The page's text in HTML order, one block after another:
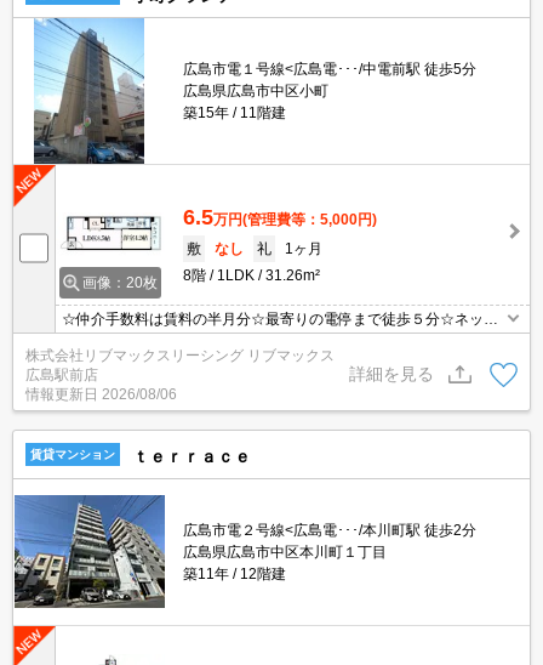
広島市電１号線<広島電･･･/中電前駅 徒歩5分
広島県広島市中区小町
築15年
11階建
画像：20枚
6.5万円(管理費等：5,000円)
敷
なし 礼
1ヶ月
8階
1LDK 31.26m²
☆仲介手数料は賃料の半月分☆最寄りの電停まで徒歩５分☆ネット
無料☆２口コンロのシステムキッチン☆モニタ付オートロック完備
でセキュリティーは安心♪温水洗浄便座や独立洗面台あり☆近隣のス
ーパーやコンビニまで徒歩圏内でお買い物らくらく☆彡
株式会社リブマックスリーシング リブマックス
広島駅前店
情報更新日 2026/08/06
詳細を見る
賃貸マンション ｔｅｒｒａｃｅ
広島市電２号線<広島電･･･/本川町駅 徒歩2分
広島県広島市中区本川町１丁目
築11年
12階建